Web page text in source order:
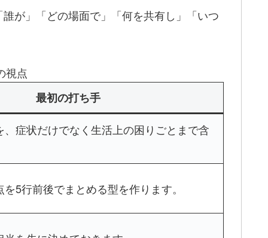
が」「どの場面で」「何を共有し」「いつ
視点
最初の打ち手
症状だけでなく生活上の困りごとまで含
5行前後でまとめる型を作ります。